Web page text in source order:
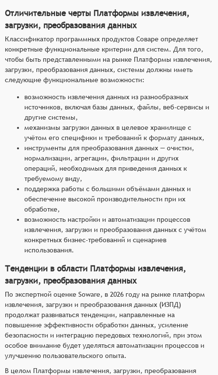
Отличительные черты Платформы извлечения,
загрузки, преобразования данных
Классификатор программных продуктов Соваре определяет
конкретные функциональные критерии для систем. Для того,
чтобы быть представленными на рынке Платформы извлечения,
загрузки, преобразования данных, системы должны иметь
следующие функциональные возможности:
возможность извлечения данных из разнообразных
источников, включая базы данных, файлы, веб-сервисы и
другие системы,
механизмы загрузки данных в целевое хранилище с
учётом его специфики и требований к формату данных,
инструменты для преобразования данных — очистки,
нормализации, агрегации, фильтрации и других
операций, необходимых для приведения данных к
требуемому виду,
поддержка работы с большими объёмами данных и
обеспечение высокой производительности при их
обработке,
возможность настройки и автоматизации процессов
извлечения, загрузки и преобразования данных с учётом
конкретных бизнес-требований и сценариев
использования.
Тенденции в области Платформы извлечения,
загрузки, преобразования данных
По экспертной оценке Soware, в 2026 году на рынке платформ
извлечения, загрузки и преобразования данных (ИЗПД)
продолжат развиваться тенденции, направленные на
повышение эффективности обработки данных, усиление
безопасности и интеграцию передовых технологий, при этом
особое внимание будет уделяться автоматизации процессов и
улучшению пользовательского опыта.
В целом Платформы извлечения, загрузки, преобразования